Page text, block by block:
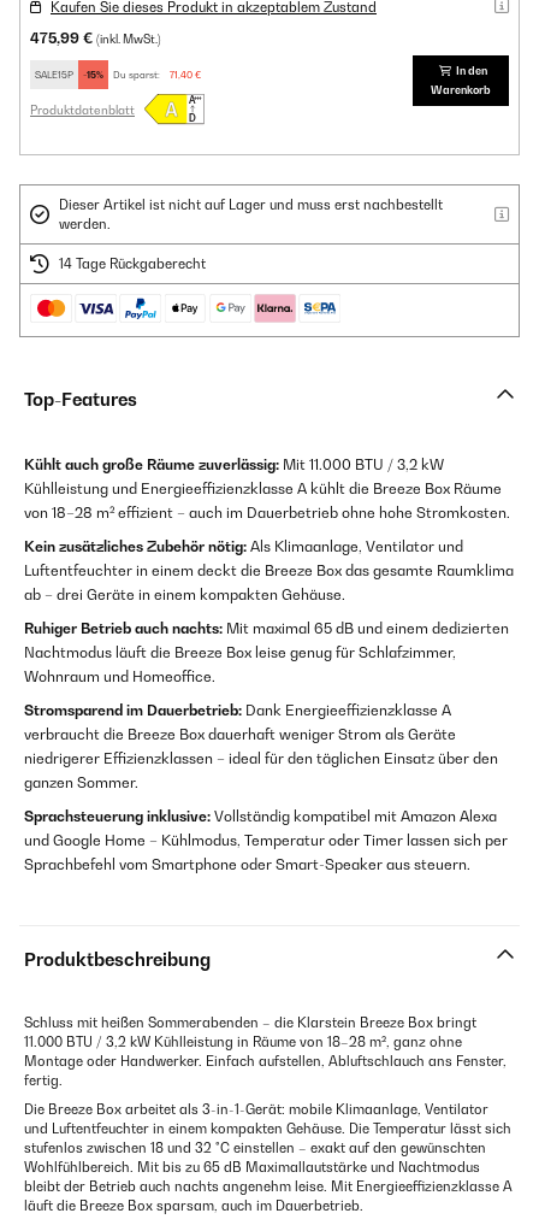
Kaufen Sie dieses Produkt in akzeptablem Zustand
475,99 € (inkl. MwSt.)
SALE15P -15% Du sparst: 71,40 €
Produktdatenblatt
In den
Warenkorb
Dieser Artikel ist nicht auf Lager und muss erst nachbestellt
werden.
14 Tage Rückgaberecht
Top-Features
Kühlt auch große Räume zuverlässig: Mit 11.000 BTU / 3,2 kW
Kühlleistung und Energieeffizienzklasse A kühlt die Breeze Box Räume
von 18–28 m² effizient – auch im Dauerbetrieb ohne hohe Stromkosten.
Kein zusätzliches Zubehör nötig: Als Klimaanlage, Ventilator und
Luftentfeuchter in einem deckt die Breeze Box das gesamte Raumklima
ab – drei Geräte in einem kompakten Gehäuse.
Ruhiger Betrieb auch nachts: Mit maximal 65 dB und einem dedizierten
Nachtmodus läuft die Breeze Box leise genug für Schlafzimmer,
Wohnraum und Homeoffice.
Stromsparend im Dauerbetrieb: Dank Energieeffizienzklasse A
verbraucht die Breeze Box dauerhaft weniger Strom als Geräte
niedrigerer Effizienzklassen – ideal für den täglichen Einsatz über den
ganzen Sommer.
Sprachsteuerung inklusive: Vollständig kompatibel mit Amazon Alexa
und Google Home – Kühlmodus, Temperatur oder Timer lassen sich per
Sprachbefehl vom Smartphone oder Smart-Speaker aus steuern.
Produktbeschreibung
Schluss mit heißen Sommerabenden – die Klarstein Breeze Box bringt
11.000 BTU / 3,2 kW Kühlleistung in Räume von 18–28 m², ganz ohne
Montage oder Handwerker. Einfach aufstellen, Abluftschlauch ans Fenster,
fertig.
Die Breeze Box arbeitet als 3-in-1-Gerät: mobile Klimaanlage, Ventilator
und Luftentfeuchter in einem kompakten Gehäuse. Die Temperatur lässt sich
stufenlos zwischen 18 und 32 °C einstellen – exakt auf den gewünschten
Wohlfühlbereich. Mit bis zu 65 dB Maximallautstärke und Nachtmodus
bleibt der Betrieb auch nachts angenehm leise. Mit Energieeffizienzklasse A
läuft die Breeze Box sparsam, auch im Dauerbetrieb.